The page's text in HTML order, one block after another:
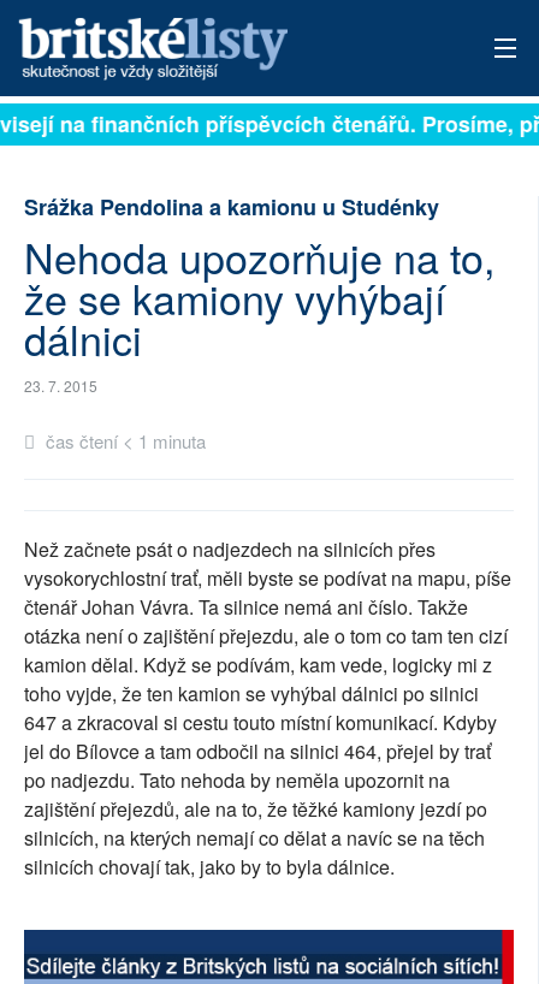
PŘIHLÁSIT
ROZHOVORY
TÉMATA
SOCIÁLNÍ SÍTĚ
RUBRIKY
PLNÁ VERZE STRÁNEK
na finančních příspěvcích čtenářů. Prosíme,
Srážka Pendolina a kamionu u Studénky
Nehoda upozorňuje na to,
že se kamiony vyhýbají
dálnici
23. 7. 2015
čas čtení < 1 minuta
Než začnete psát o nadjezdech na silnicích přes
vysokorychlostní trať, měli byste se podívat na mapu, píše
čtenář Johan Vávra. Ta silnice nemá ani číslo. Takže
otázka není o zajištění přejezdu, ale o tom co tam ten cizí
kamion dělal. Když se podívám, kam vede, logicky mi z
toho vyjde, že ten kamion se vyhýbal dálnici po silnici
647 a zkracoval si cestu touto místní komunikací. Kdyby
jel do Bílovce a tam odbočil na silnici 464, přejel by trať
po nadjezdu. Tato nehoda by neměla upozornit na
zajištění přejezdů, ale na to, že těžké kamiony jezdí po
silnicích, na kterých nemají co dělat a navíc se na těch
silnicích chovají tak, jako by to byla dálnice.